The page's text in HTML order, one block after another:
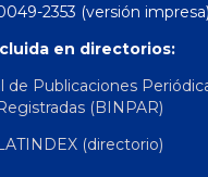
2353 (versión impresa)
en directorios:
de Publicaciones
(BINPAR)
(directorio)